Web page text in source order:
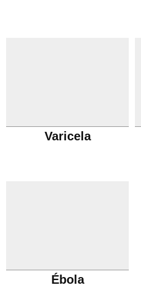
Varicela
Ébola